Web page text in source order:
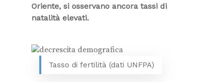
Oriente, si osservano ancora tassi di
natalità elevati.
Tasso di fertilità (dati UNFPA)